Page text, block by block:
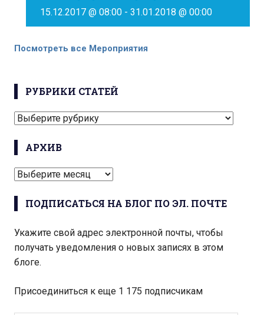
15.12.2017 @ 08:00 - 31.01.2018 @ 00:00
Посмотреть все Мероприятия
РУБРИКИ СТАТЕЙ
РУБРИКИ
АРХИВ
АРХИВ
ПОДПИСАТЬСЯ НА БЛОГ ПО ЭЛ. ПОЧТЕ
Укажите свой адрес электронной почты, чтобы
получать уведомления о новых записях в этом
блоге.
Присоединиться к еще 1 175 подписчикам